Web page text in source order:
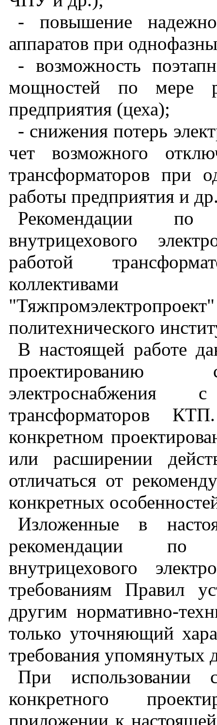
- повышение
аппаратов при
- возможность
мощностей по мере
предприятия (цеха);
- снижения потерь
чет возможного
трансформаторов при
работы предприятия и
Рекомендации по
внутрицехового
работой
политехнического
В настоящей работе
проектированию
электроснабжения
трансформаторов
конкретном
или расширении
отличаться от
конкретных
Изложенные в
рекомендации по
внутрицехового
требованиям Правил
другим нормативно-
только уточняющий
требования упомянутых
При использовании
конкретного
приложении к